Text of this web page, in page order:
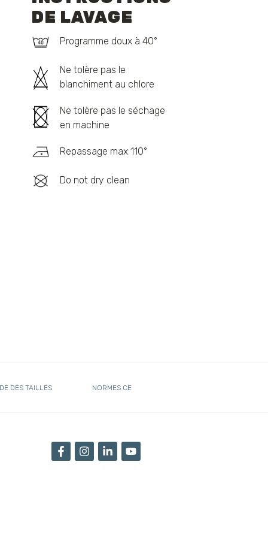
DE LAVAGE
Programme doux à 40°
Ne tolère pas le
blanchiment au chlore
Ne tolère pas le séchage
en machine
Repassage max 110°
Do not dry clean
DES TAILLES NORMES CE